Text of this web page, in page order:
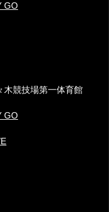
GO
競技場第一体育館
GO